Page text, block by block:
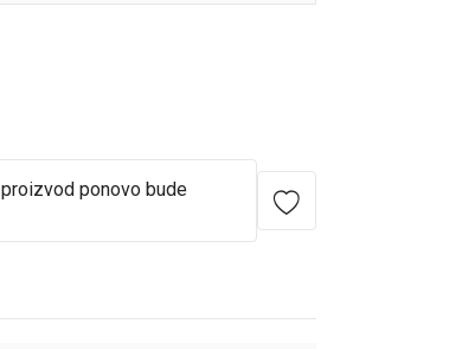
ponovo bude